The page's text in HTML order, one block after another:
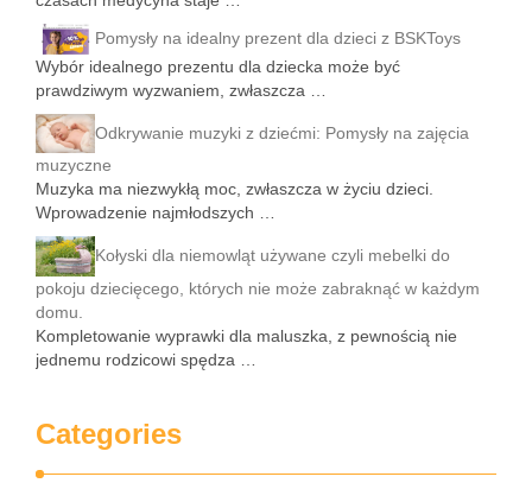
Pomysły na idealny prezent dla dzieci z BSKToys
Wybór idealnego prezentu dla dziecka może być
prawdziwym wyzwaniem, zwłaszcza …
Odkrywanie muzyki z dziećmi: Pomysły na zajęcia
muzyczne
Muzyka ma niezwykłą moc, zwłaszcza w życiu dzieci.
Wprowadzenie najmłodszych …
Kołyski dla niemowląt używane czyli mebelki do
pokoju dziecięcego, których nie może zabraknąć w każdym
domu.
Kompletowanie wyprawki dla maluszka, z pewnością nie
jednemu rodzicowi spędza …
Categories